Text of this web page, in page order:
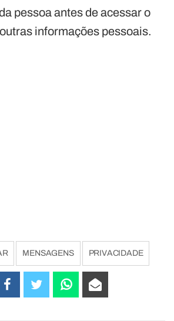
pessoa antes de acessar o
informações pessoais.
MENSAGENS PRIVACIDADE